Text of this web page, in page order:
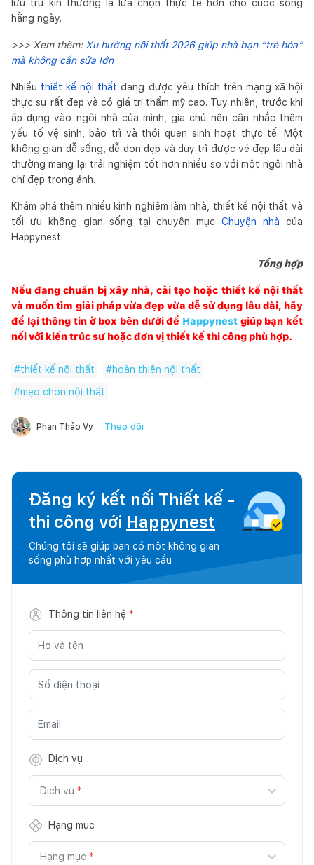
lưu trữ kín thường là lựa chọn thực tế hơn cho cuộc sống
hằng ngày.
>>> Xem thêm: Xu hướng nội thất 2026 giúp nhà bạn “trẻ hóa”
mà không cần sửa lớn
Nhiều thiết kế nội thất đang được yêu thích trên mạng xã hội
thực sự rất đẹp và có giá trị thẩm mỹ cao. Tuy nhiên, trước khi
áp dụng vào ngôi nhà của mình, gia chủ nên cân nhắc thêm
yếu tố vệ sinh, bảo trì và thói quen sinh hoạt thực tế. Một
không gian dễ sống, dễ dọn dẹp và duy trì được vẻ đẹp lâu dài
thường mang lại trải nghiệm tốt hơn nhiều so với một ngôi nhà
chỉ đẹp trong ảnh.
Khám phá thêm nhiều kinh nghiệm làm nhà, thiết kế nội thất và
tối ưu không gian sống tại chuyên mụcChuyện nhà của
Happynest.
Tổng hợp
Nếu đang chuẩn bị xây nhà, cải tạo hoặc thiết kế nội thất
và muốn tìm giải pháp vừa đẹp vừa dễ sử dụng lâu dài, hãy
để lại thông tin ở box bên dưới để Happynest giúp bạn kết
nối với kiến trúc sư hoặc đơn vị thiết kế thi công phù hợp.
#thiết kế nội thất #hoàn thiện nội thất
#mẹo chọn nội thất
Phan Thảo Vy Theo dõi
Đăng ký kết nối Thiết kế -
thi công với Happynest
Chúng tôi sẽ giúp bạn có một không gian
sống phù hợp nhất với yêu cầu
Thông tin liên hệ *
Dịch vụ
Dịch vụ *
Hạng mục
Hạng mục *